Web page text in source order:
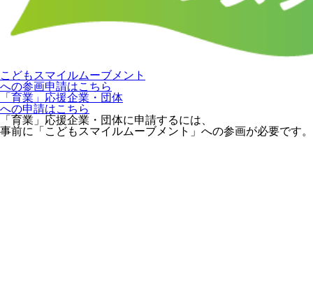
こどもスマイルムーブメント
への参画申請はこちら
「育業」応援企業・団体
への申請はこちら
「育業」応援企業・団体に申請するには、
事前に「こどもスマイルムーブメント」への参画が必要です。